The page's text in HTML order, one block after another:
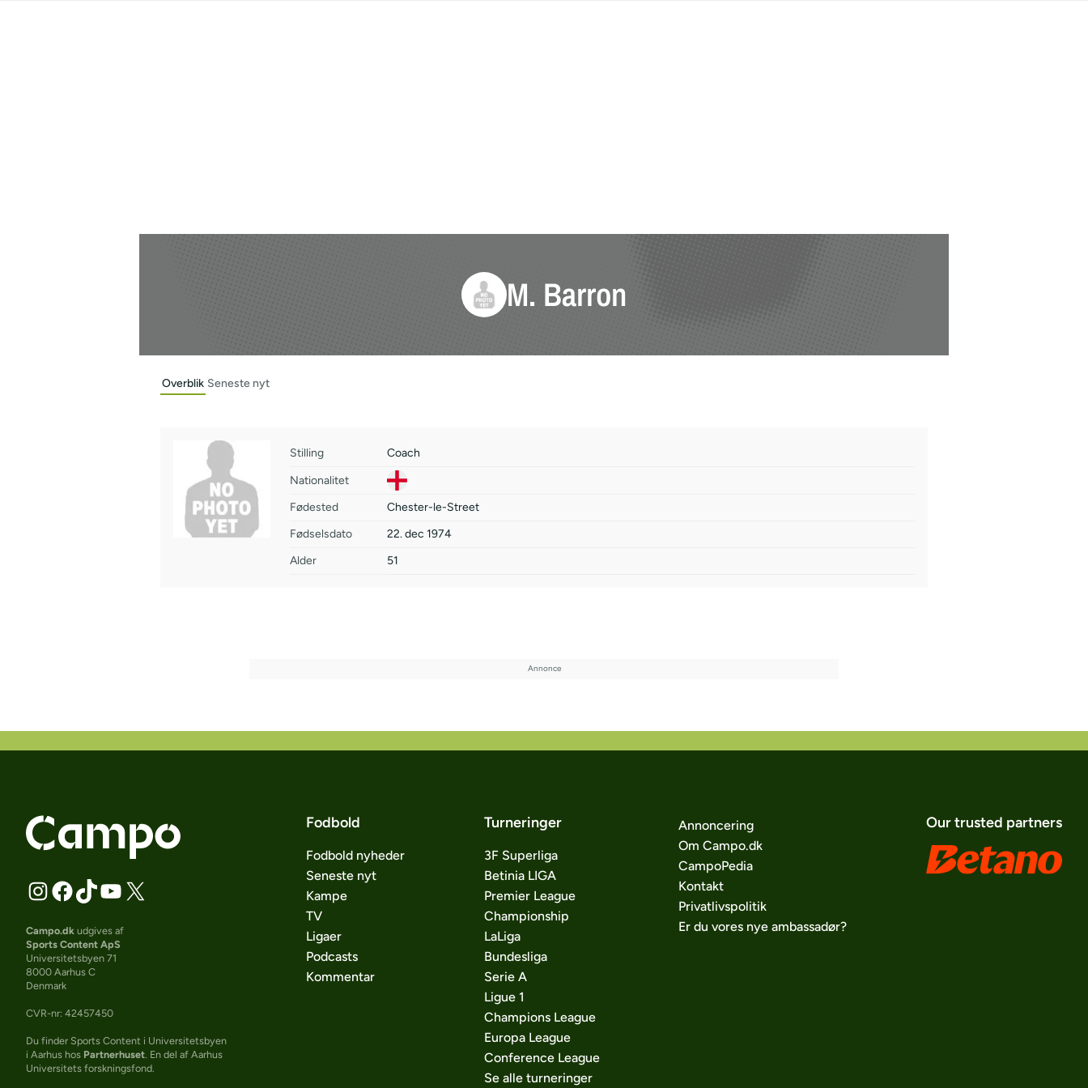
M. Barron
Overblik Seneste nyt
Stilling
Coach
Nationalitet
Fødested
Chester-le-Street
Fødselsdato
22. dec 1974
Alder
51
Campo.dk udgives af
Sports Content ApS
Universitetsbyen 71
8000 Aarhus C
Denmark
CVR-nr: 42457450
Du finder Sports Content i Universitetsbyen
i Aarhus hos Partnerhuset . En del af Aarhus
Universitets forskningsfond.
Fodbold
Fodbold nyheder
Seneste nyt
Kampe
TV
Ligaer
Podcasts
Kommentar
Turneringer
3F Superliga
Betinia LIGA
Premier League
Championship
LaLiga
Bundesliga
Serie A
Ligue 1
Champions League
Europa League
Conference League
Se alle turneringer
Annoncering
Om Campo.dk
CampoPedia
Kontakt
Privatlivspolitik
Er du vores nye ambassadør?
Our trusted partners